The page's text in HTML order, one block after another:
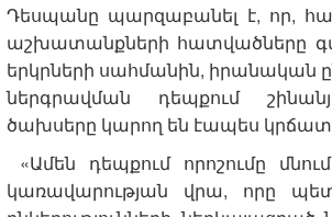
Դեսպանը պարզաբանել է, որ,
աշխատանքների հատվածները
երկրների սահմանին, իրանական
ներգրավման դեպքում
ծախսերը կարող են էապես
«Ամեն դեպքում որոշումը
կառավարության վրա, որը